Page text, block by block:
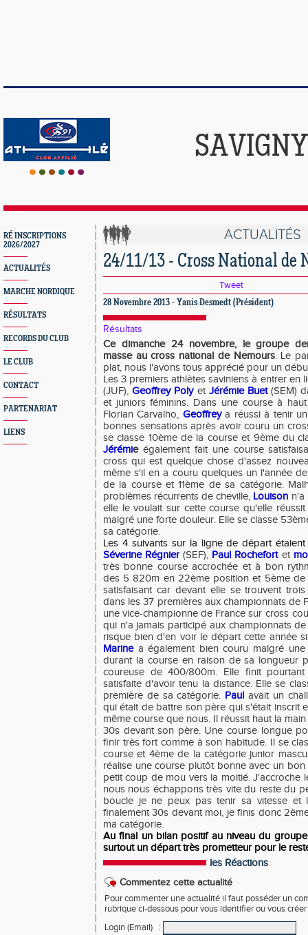
RÉ INSCRIPTIONS
2026/2027
ACTUALITÉS
MARCHE NORDIQUE
RÉSULTATS
RECORDS DU CLUB
LE CLUB
CONTACT
PARTENARIAT
LIENS
ACTUALITÉS
24/11/13 - Cross National de
Tweet
28 Novembre 2013 - Yanis Desmedt (Président)
Résultats
Ce dimanche 24 novembre, le groupe
masse au cross national de Nemours. Le
plat, nous l'avons tous apprécié pour un
Les 3 premiers athlètes saviniens à entrer en
(JUF),Geoffrey Polyet Jérémie Buet(SEM)
et juniors féminins. Dans une course à
Florian Carvalho, Geoffreya réussi à tenir
bonnes sensations après avoir couru un
se classe 10ème de la course et 9ème du
Jérémieégalement fait une course
cross qui est quelque chose d'assez
même s'il en a couru quelques un l'année
de la course et 11ème de sa catégorie.
problèmes récurrents de cheville, Louison n'a
elle le voulait sur cette course qu'elle
malgré une forte douleur. Elle se classe
sa catégorie.
Les 4 suivants sur la ligne de départ
Séverine Régnier(SEF), Paul Rochefortet
très bonne course accrochée et à bon
des 5 820m en 22ème position et 5ème de
satisfaisant car devant elle se trouvent
dans les 37 premières aux championnats de
une vice-championne de France sur cross
qui n'a jamais participé aux championnats
risque bien d'en voir le départ cette année
Marinea également bien couru malgré
durant la course en raison de sa longueur
coureuse de 400/800m. Elle finit
satisfaite d'avoir tenu la distance. Elle se
première de sa catégorie. Paul avait un
qui était de battre son père qui s'était inscrit
même course que nous. Il réussit haut la
30s devant son père. Une course longue
finir très fort comme à son habitude. Il se
course et 4ème de la catégorie junior
réalise une course plutôt bonne avec un
petit coup de mou vers la moitié. J'accroche
nous nous échappons très vite du reste du
boucle je ne peux pas tenir sa vitesse et
finalement 30s devant moi, je finis donc
ma catégorie.
Au final un bilan positif au niveau du
surtout un départ très prometteur pour le
les Réactions
Commentez cette actualité
Pour commenter une actualité il faut posséder un
rubrique ci-dessous pour vous identifier ou vous
Login (Email)
: